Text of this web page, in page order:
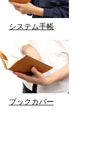
システム手帳
ブックカバー